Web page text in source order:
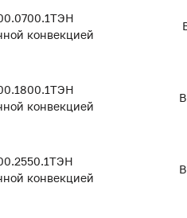
конвекцией
конвекцией
конвекцией